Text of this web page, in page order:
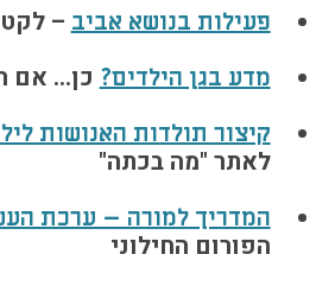
פעילות בנושא אביב – לקט
מדע בגן הילדים? כן… אם
קיצור תולדות האנושות
לאתר "מה בכתה"
המדריך למורה – ערכת
הפורום החילוני